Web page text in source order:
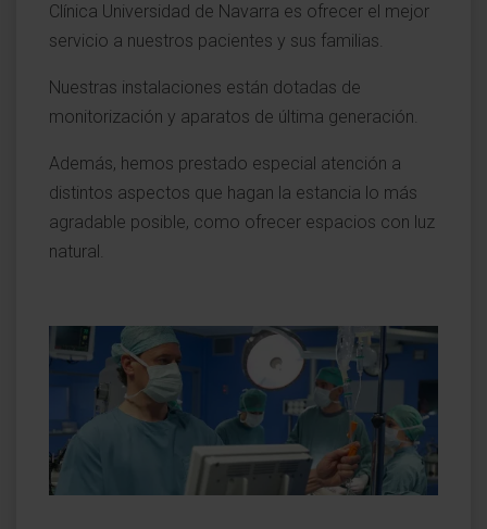
Clínica Universidad de Navarra es ofrecer el mejor
servicio a nuestros pacientes y sus familias.
Nuestras instalaciones están dotadas de
monitorización y aparatos de última generación.
Además, hemos prestado especial atención a
distintos aspectos que hagan la estancia lo más
agradable posible, como ofrecer espacios con luz
natural.